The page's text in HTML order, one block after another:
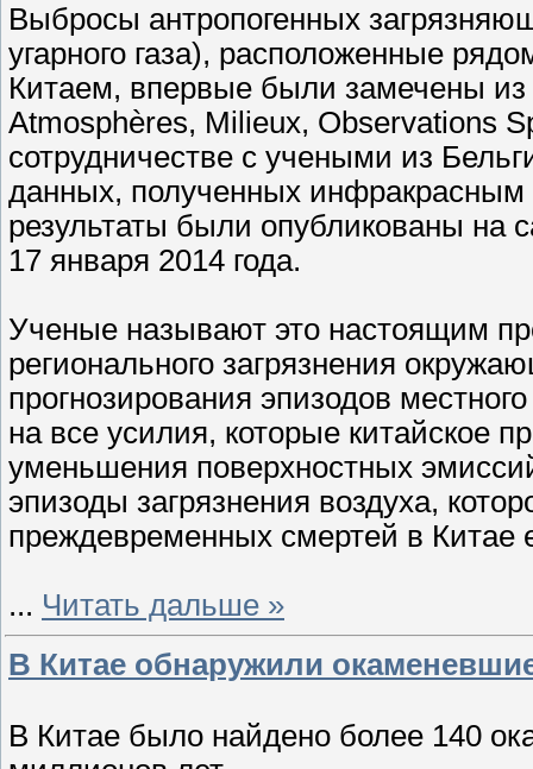
Выбросы антропогенных
угарного газа), расположенные
Китаем, впервые были замечены из
Atmosphères, Milieux, Observations
сотрудничестве с учеными из
данных, полученных инфракрасным
результаты были опубликованы на
17 января 2014 года.
Ученые называют это настоящим
регионального загрязнения
прогнозирования эпизодов
на все усилия, которые китайское
уменьшения поверхностных
эпизоды загрязнения воздуха,
преждевременных смертей в Китае
... Читать дальше »
В Китае обнаружили
В Китае было найдено более 140